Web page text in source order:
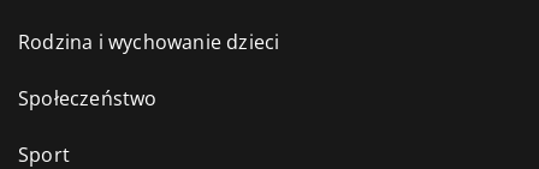
Rodzina i wychowanie dzieci
Społeczeństwo
Sport